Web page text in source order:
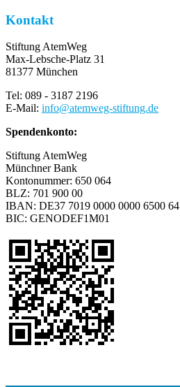
Kontakt
Stiftung AtemWeg
Max-Lebsche-Platz 31
81377 München
Tel: 089 - 3187 2196
E-Mail: info@atemweg-stiftung.de
Spendenkonto:
Stiftung AtemWeg
Münchner Bank
Kontonummer: 650 064
BLZ: 701 900 00
IBAN: DE37 7019 0000 0000 6500 64
BIC: GENODEF1M01